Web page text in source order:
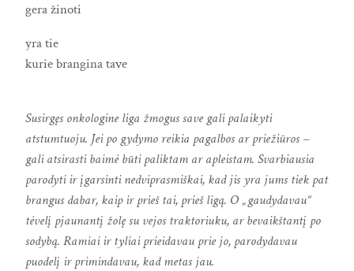
gera žinoti
yra tie
kurie brangina tave
Susirgęs onkologine liga žmogus save gali palaikyti
atstumtuoju. Jei po gydymo reikia pagalbos ar priežiūros –
gali atsirasti baimė būti paliktam ar apleistam. Svarbiausia
parodyti ir įgarsinti nedviprasmiškai, kad jis yra jums tiek pat
brangus dabar, kaip ir prieš tai, prieš ligą. O „ gaudydavau“
tėvelį pjaunantį žolę su vejos traktoriuku, ar bevaikštantį po
sodybą. Ramiai ir tyliai prieidavau prie jo, parodydavau
puodelį ir primindavau, kad metas jau.